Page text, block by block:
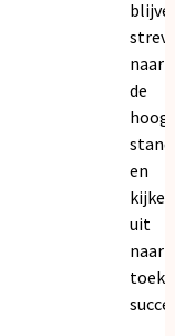
naar
de
en
kijken
uit
naar